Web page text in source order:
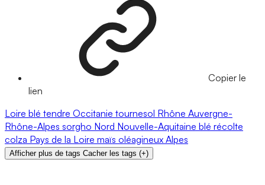
Copier le
lien
Loire blé tendre Occitanie tournesol Rhône Auvergne-
Rhône-Alpes sorgho Nord Nouvelle-Aquitaine blé récolte
colza Pays de la Loire maïs oléagineux Alpes
Afficher plus de tags Cacher les tags (+)